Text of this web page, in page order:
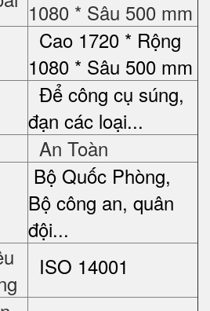
1080 * Sâu 500 mm
Cao 1720 * Rộng
1080 * Sâu 500 mm
Để công cụ súng,
đạn các loại...
An Toàn
Bộ Quốc Phòng,
Bộ công an, quân
đội...
ISO 14001